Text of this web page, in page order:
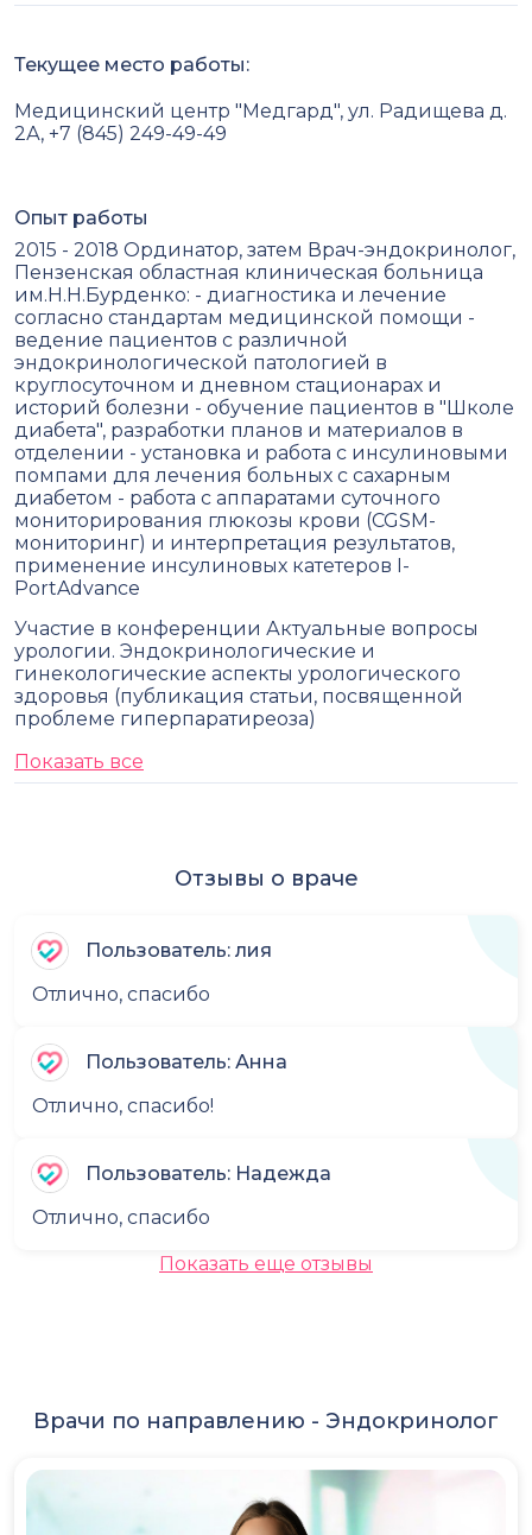
Текущее место работы:
Медицинский центр "Медгард", ул. Радищева д.
2А, +7 (845) 249-49-49
Опыт работы
2015 - 2018 Ординатор, затем Врач-эндокринолог,
Пензенская областная клиническая больница
им.Н.Н.Бурденко: - диагностика и лечение
согласно стандартам медицинской помощи -
ведение пациентов с различной
эндокринологической патологией в
круглосуточном и дневном стационарах и
историй болезни - обучение пациентов в "Школе
диабета", разработки планов и материалов в
отделении - установка и работа с инсулиновыми
помпами для лечения больных с сахарным
диабетом - работа с аппаратами суточного
мониторирования глюкозы крови (CGSM-
мониторинг) и интерпретация результатов,
применение инсулиновых катетеров I-
PortAdvance
Участие в конференции Актуальные вопросы
урологии. Эндокринологические и
гинекологические аспекты урологического
здоровья (публикация статьи, посвященной
проблеме гиперпаратиреоза)
Показать все
Отзывы о враче
Пользователь: лия
Отлично, спасибо
Пользователь: Анна
Отлично, спасибо!
Пользователь: Надежда
Отлично, спасибо
Показать еще отзывы
Врачи по направлению - Эндокринолог